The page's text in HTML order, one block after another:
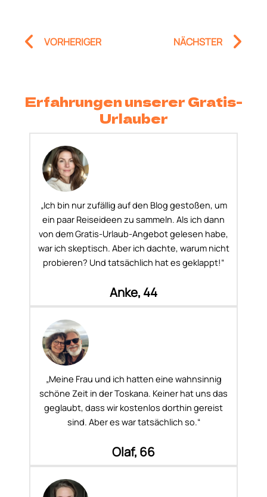
Prev
VORHERIGER NÄCHSTER
Erfahrungen unserer Gratis-
Urlauber
„Ich bin nur zufällig auf den Blog gestoßen, um
ein paar Reiseideen zu sammeln. Als ich dann
von dem Gratis-Urlaub-Angebot gelesen habe,
war ich skeptisch. Aber ich dachte, warum nicht
probieren? Und tatsächlich hat es geklappt!“
Anke, 44
„Meine Frau und ich hatten eine wahnsinnig
schöne Zeit in der Toskana. Keiner hat uns das
geglaubt, dass wir kostenlos dorthin gereist
sind. Aber es war tatsächlich so.“
Olaf, 66